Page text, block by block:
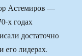
Астемиров —
х годах
достаточно
лидерах.